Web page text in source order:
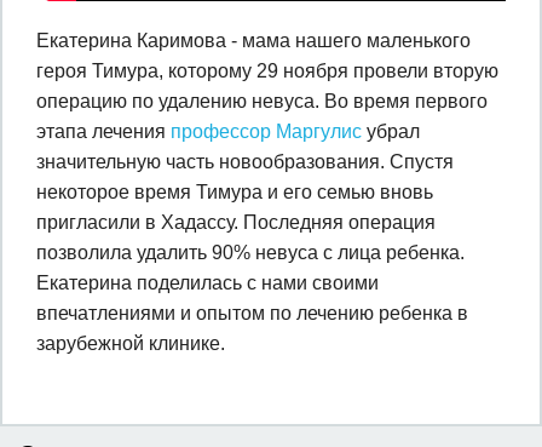
Екатерина Каримова - мама нашего маленького
героя Тимура, которому 29 ноября провели вторую
операцию по удалению невуса. Во время первого
этапа лечения профессор Маргулис убрал
значительную часть новообразования. Спустя
некоторое время Тимура и его семью вновь
пригласили в Хадассу. Последняя операция
позволила удалить 90% невуса с лица ребенка.
Екатерина поделилась с нами своими
впечатлениями и опытом по лечению ребенка в
зарубежной клинике.